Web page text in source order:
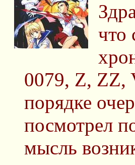
что
0079, Z, ZZ,
порядке
посмотрел
мысль